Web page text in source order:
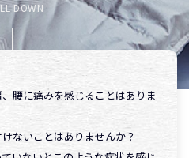
DOWN
腰に痛みを感じることはありま
ないことはありませんか？